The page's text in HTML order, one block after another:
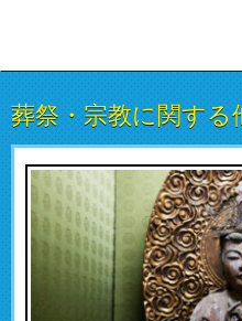
葬祭・宗教に関する